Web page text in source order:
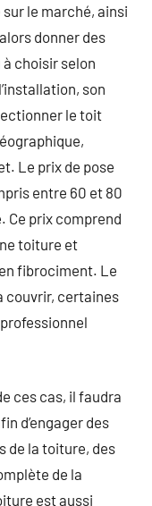
le marché, ainsi
donner des
choisir selon
son
le toit
Le prix de pose
entre 60 et 80
Ce prix comprend
toiture et
fibrociment. Le
couvrir, certaines
ces cas, il faudra
d’engager des
de la toiture, des
de la
est aussi